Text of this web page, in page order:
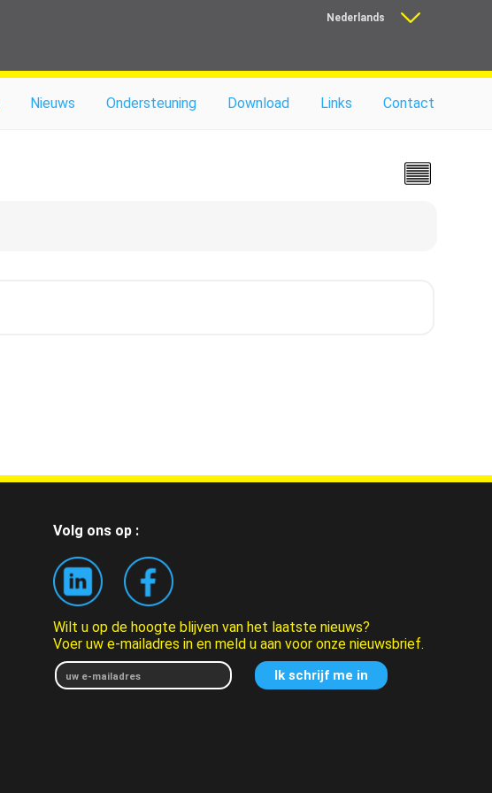
Nederlands
Nieuws Ondersteuning Download Links Contact
Volg ons op :
Wilt u op de hoogte blijven van het laatste nieuws?
Voer uw e-mailadres in en meld u aan voor onze nieuwsbrief.